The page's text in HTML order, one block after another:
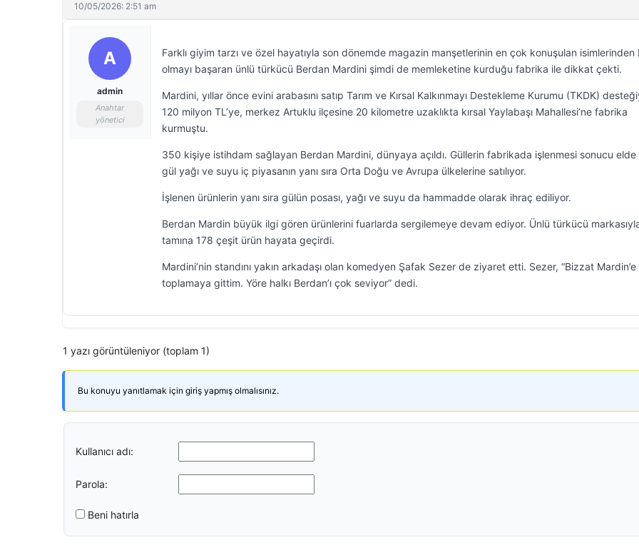
10/05/2026: 2:51 am
A
admin
Anahtar
yönetici
Farklı giyim tarzı ve özel hayatıyla son dönemde magazin manşetlerinin en çok konuşulan isimlerinden
olmayı başaran ünlü türkücü Berdan Mardini şimdi de memleketine kurduğu fabrika ile dikkat çekti.
Mardini, yıllar önce evini arabasını satıp Tarım ve Kırsal Kalkınmayı Destekleme Kurumu (TKDK)
120 milyon TL’ye, merkez Artuklu ilçesine 20 kilometre uzaklıkta kırsal Yaylabaşı Mahallesi’ne fabrika
kurmuştu.
350 kişiye istihdam sağlayan Berdan Mardini, dünyaya açıldı. Güllerin fabrikada işlenmesi sonucu elde
gül yağı ve suyu iç piyasanın yanı sıra Orta Doğu ve Avrupa ülkelerine satılıyor.
İşlenen ürünlerin yanı sıra gülün posası, yağı ve suyu da hammadde olarak ihraç ediliyor.
Berdan Mardin büyük ilgi gören ürünlerini fuarlarda sergilemeye devam ediyor. Ünlü türkücü
tamına 178 çeşit ürün hayata geçirdi.
Mardini’nin standını yakın arkadaşı olan komedyen Şafak Sezer de ziyaret etti. Sezer, “Bizzat
toplamaya gittim. Yöre halkı Berdan’ı çok seviyor” dedi.
1 yazı görüntüleniyor (toplam 1)
Bu konuyu yanıtlamak için giriş yapmış olmalısınız.
Kullanıcı adı:
Parola:
Beni hatırla